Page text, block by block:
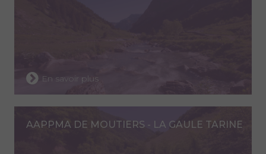
En savoir plus
AAPPMA DE MOUTIERS - LA GAULE TARINE